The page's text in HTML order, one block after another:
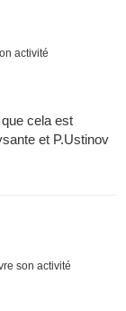
activité
cela est
et P.Ustinov
son activité